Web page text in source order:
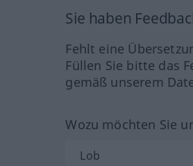
Sie haben
Fehlt eine
Füllen Sie bitte das
gemäß unserem
Wozu möchten Sie